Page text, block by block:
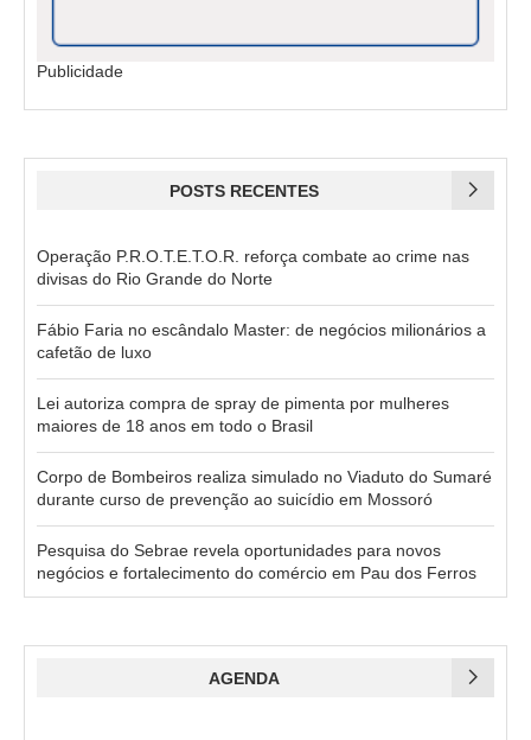
Publicidade
POSTS RECENTES
Operação P.R.O.T.E.T.O.R. reforça combate ao crime nas
divisas do Rio Grande do Norte
Fábio Faria no escândalo Master: de negócios milionários a
cafetão de luxo
Lei autoriza compra de spray de pimenta por mulheres
maiores de 18 anos em todo o Brasil
Corpo de Bombeiros realiza simulado no Viaduto do Sumaré
durante curso de prevenção ao suicídio em Mossoró
Pesquisa do Sebrae revela oportunidades para novos
negócios e fortalecimento do comércio em Pau dos Ferros
AGENDA